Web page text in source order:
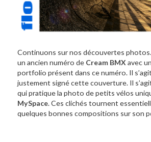
Continuons sur nos découvertes photos.
un ancien numéro de Cream BMX avec
portfolio présent dans ce numéro. Il
justement signé cette couverture. Il
qui pratique la photo de petits vélos
MySpace. Ces clichés tournent
quelques bonnes compositions sur son